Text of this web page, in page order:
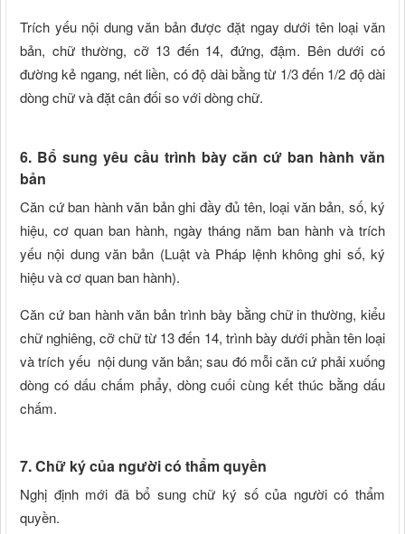
Trích yếu nội dung văn bản được đặt ngay dưới tên loại văn
bản, chữ thường, cỡ 13 đến 14, đứng, đậm. Bên dưới có
đường kẻ ngang, nét liền, có độ dài bằng từ 1/3 đến 1/2 độ dài
dòng chữ và đặt cân đối so với dòng chữ.
6. Bổ sung yêu cầu trình bày căn cứ ban hành văn
bản
Căn cứ ban hành văn bản ghi đầy đủ tên, loại văn bản, số, ký
hiệu, cơ quan ban hành, ngày tháng năm ban hành và trích
yếu nội dung văn bản (Luật và Pháp lệnh không ghi số, ký
hiệu và cơ quan ban hành).
Căn cứ ban hành văn bản trình bày bằng chữ in thường, kiểu
chữ nghiêng, cỡ chữ từ 13 đến 14, trình bày dưới phần tên loại
và trích yếu nội dung văn bản; sau đó mỗi căn cứ phải xuống
dòng có dấu chấm phẩy, dòng cuối cùng kết thúc bằng dấu
chấm.
7. Chữ ký của người có thẩm quyền
Nghị định mới đã bổ sung chữ ký số của người có thẩm
quyền.